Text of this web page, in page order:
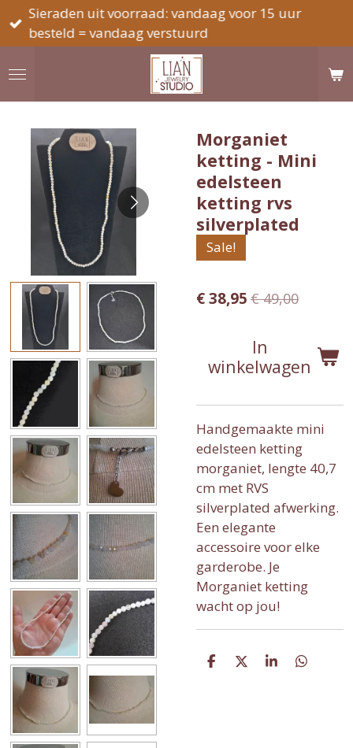
Ga
direct
de
Sieraden uit voorraad: vandaag voor 15 uur
besteld = vandaag verstuurd
Morganiet
ketting - Mini
edelsteen
ketting rvs
silverplated
Sale!
€ 38,95 € 49,00
In
winkelwagen
Handgemaakte mini
edelsteen ketting
morganiet, lengte 40,7
cm met RVS
silverplated afwerking.
Een elegante
accessoire voor elke
garderobe. Je
Morganiet ketting
wacht op jou!
D
D
S
D